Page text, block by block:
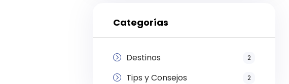
Categorías
Destinos 2
Tips y Consejos 2